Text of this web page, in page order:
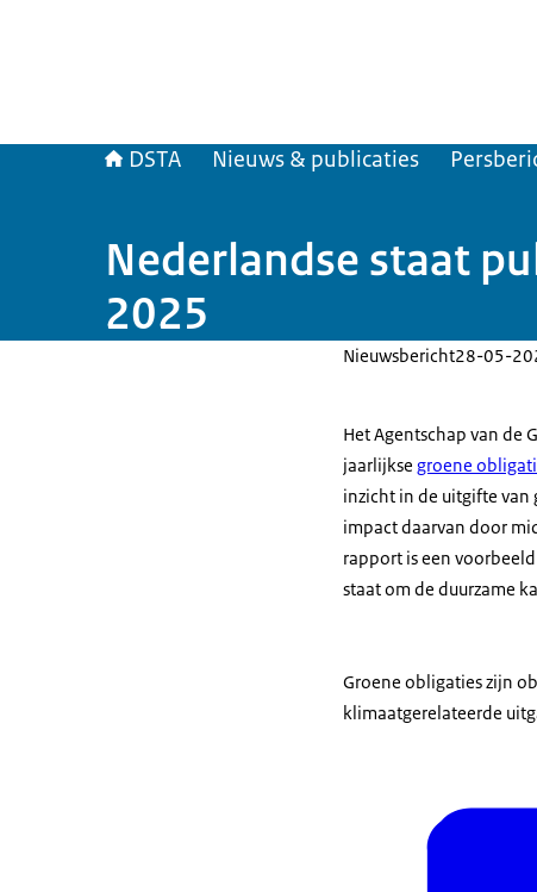
DSTA Nieuws & publicaties
Nederlandse staat
2025
Nieuwsbericht28-05-
Het Agentschap van de
jaarlijkse groene
inzicht in de uitgifte van
impact daarvan door
rapport is een
staat om de duurzame
Groene obligaties zijn
klimaatgerelateerde